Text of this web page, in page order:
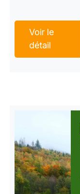
Voir le
détail